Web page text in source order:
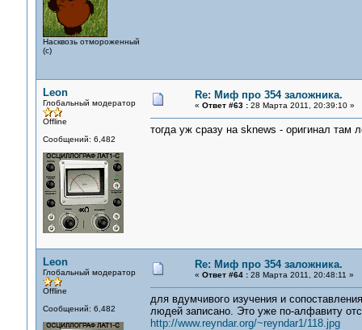
Насквозь отмороженный
(с)
Leon
Глобальный модератор
Offline
Сообщений: 6,482
Re: Миф про 354 заложника.
« Ответ #63 :28 Марта 2011, 20:39:10 »
тогда уж сразу на sknews - оригинал там
Leon
Глобальный модератор
Offline
Сообщений: 6,482
Re: Миф про 354 заложника.
« Ответ #64 :28 Марта 2011, 20:48:11 »
для вдумчивого изучения и
людей записано. Это уже по-алфавиту
http://www.reyndar.org/~reyndar1/118.jpg